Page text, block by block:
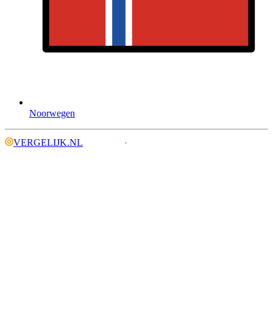
Noorwegen
VERGELIJK.NL